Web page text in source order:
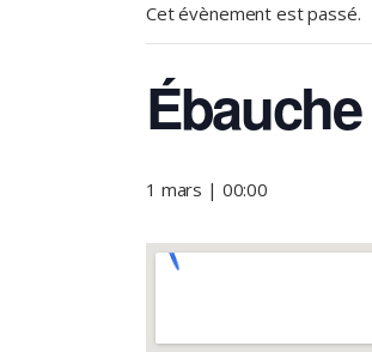
Cet évènement est passé.
1 mars | 00:00